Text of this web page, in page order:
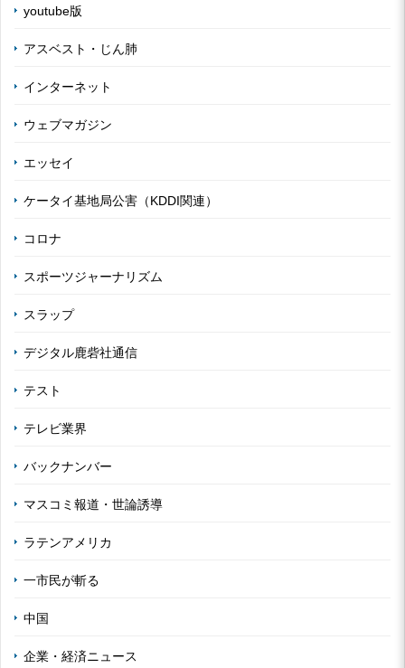
youtube版
アスベスト・じん肺
インターネット
ウェブマガジン
エッセイ
ケータイ基地局公害（KDDI関連）
コロナ
スポーツジャーナリズム
スラップ
デジタル鹿砦社通信
テスト
テレビ業界
バックナンバー
マスコミ報道・世論誘導
ラテンアメリカ
一市民が斬る
中国
企業・経済ニュース